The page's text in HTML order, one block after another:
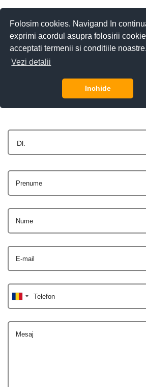
Folosim cookies. Navigand In
exprimi acordul asupra folosirii
acceptati termenii si conditiile noastre.
Vezi detalii
Inchide
Dl.
Prenume
Nume
E-mail
Telefon
Mesaj